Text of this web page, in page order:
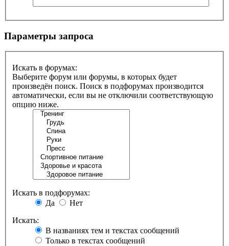
Параметры запроса
Искать в форумах:
Выберите форум или форумы, в которых будет
произведён поиск. Поиск в подфорумах производится
автоматически, если вы не отключили соответствующую
опцию ниже.
Искать в подфорумах:
Да
Нет
Искать:
В названиях тем и текстах сообщений
Только в текстах сообщений